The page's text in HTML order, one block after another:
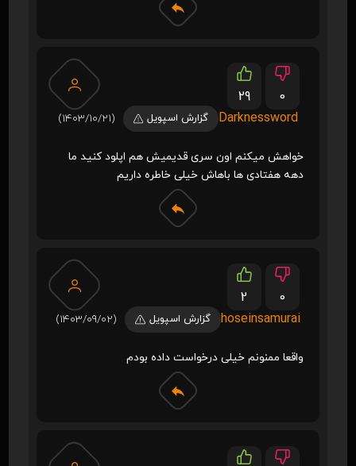
29
0
Darknessword
گزارش اسپویل (1403/10/21)
خواهش میکنم اون سری قدیمیش هم اپلود کنید ما
دهه هفتادی ها باهاش خیلی خاطره داریم
2
0
hoseinsamurai
گزارش اسپویل (1403/09/02)
واقعا ممنونم خیلی درخواست داده بودم